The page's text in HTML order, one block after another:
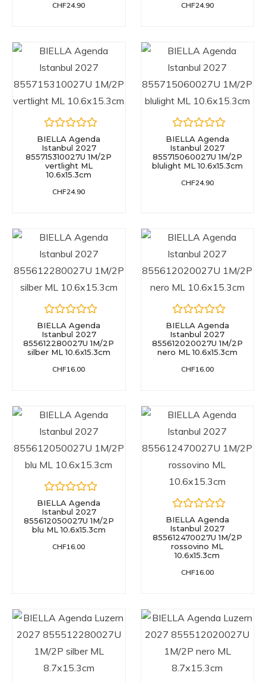
CHF24.90 CHF24.90
BIELLA Agenda
Istanbul 2027
855715310027U 1M/2P
vertlight ML
10.6x15.3cm
CHF24.90
BIELLA Agenda
Istanbul 2027
855715060027U 1M/2P
blulight ML 10.6x15.3cm
CHF24.90
BIELLA Agenda
Istanbul 2027
855612280027U 1M/2P
silber ML 10.6x15.3cm
CHF16.00
BIELLA Agenda
Istanbul 2027
855612020027U 1M/2P
nero ML 10.6x15.3cm
CHF16.00
BIELLA Agenda
Istanbul 2027
855612050027U 1M/2P
blu ML 10.6x15.3cm
CHF16.00
BIELLA Agenda
Istanbul 2027
855612470027U 1M/2P
rossovino ML
10.6x15.3cm
CHF16.00